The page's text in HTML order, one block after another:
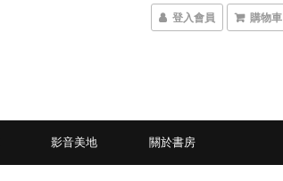
登入會員 購物車
影音美地 關於書房